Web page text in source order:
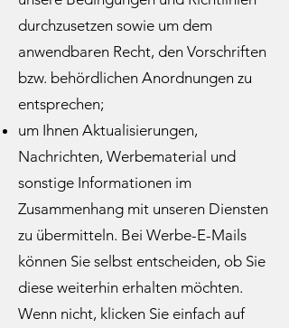
durchzusetzen sowie um dem
anwendbaren Recht, den Vorschriften
bzw. behördlichen Anordnungen zu
entsprechen;
um Ihnen Aktualisierungen,
Nachrichten, Werbematerial und
sonstige Informationen im
Zusammenhang mit unseren Diensten
zu übermitteln. Bei Werbe-E-Mails
können Sie selbst entscheiden, ob Sie
diese weiterhin erhalten möchten.
Wenn nicht, klicken Sie einfach auf